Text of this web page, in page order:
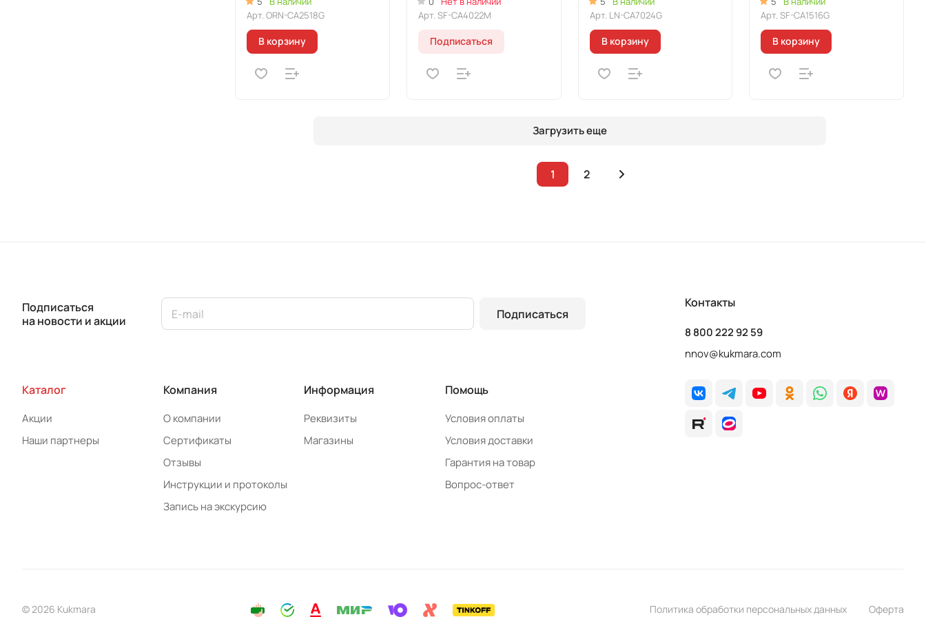
Арт. ORN-CA2518G
В корзину
Арт. SF-CA4022M
Подписаться
Арт. LN-CA7024G
В корзину
Арт.SF-CA1516G
В корзину
Загрузить еще
1 2
Подписаться
на новости и акции
Подписаться
Каталог
Акции
Наши партнеры
Компания
О компании
Сертификаты
Отзывы
Инструкции и протоколы
Запись на экскурсию
Информация
Реквизиты
Магазины
Помощь
Условия оплаты
Условия доставки
Гарантия на товар
Вопрос-ответ
Контакты
8 800 222 92 59
nnov@kukmara.com
© 2026 Kukmara Политика обработки персональных данных Оферта